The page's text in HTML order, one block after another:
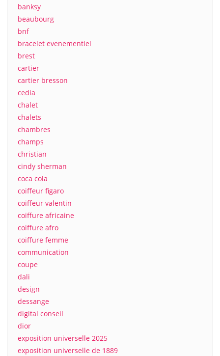
banksy
beaubourg
bnf
bracelet evenementiel
brest
cartier
cartier bresson
cedia
chalet
chalets
chambres
champs
christian
cindy sherman
coca cola
coiffeur figaro
coiffeur valentin
coiffure africaine
coiffure afro
coiffure femme
communication
coupe
dali
design
dessange
digital conseil
dior
exposition universelle 2025
exposition universelle de 1889